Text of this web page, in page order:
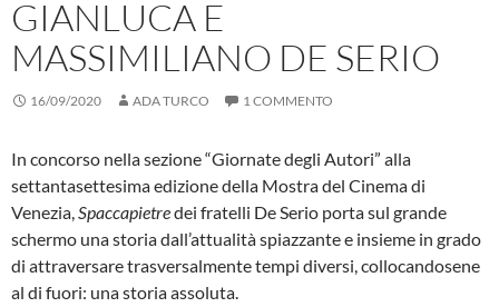
GIANLUCA E
MASSIMILIANO DE SERIO
16/09/2020 ADA TURCO 1 COMMENTO
In concorso nella sezione “Giornate degli Autori” alla
settantasettesima edizione della Mostra del Cinema di
Venezia,Spaccapietredei fratelli De Serio porta sul grande
schermo una storia dall’attualità spiazzante e insieme in grado
di attraversare trasversalmente tempi diversi, collocandosene
al di fuori: una storia assoluta.